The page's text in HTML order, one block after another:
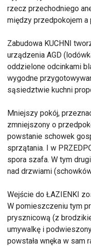
rzecz przechodniego
między przedpokojem a
Zabudowa KUCHNI
urządzenia AGD
oddzielone odcinkami
wygodne
sąsiedztwie kuchni
Mniejszy pokój,
zmniejszony o
powstanie schowek
sprzątania. I w
spora szafa. W tym
nad drzwiami
Wejście do ŁAZIENKI
W pomieszczeniu tym
prysznicową (z
umywalkę i
powstała wnęka w sam